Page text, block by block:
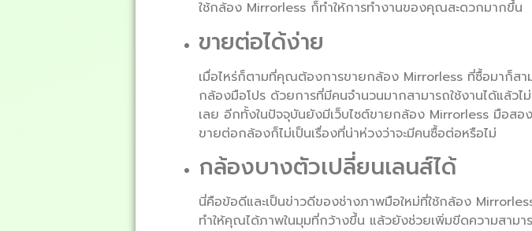
ใช้กล้อง Mirrorless ก็ทำให้การทำงานของคุณสะดวกมากขึ้น
ขายต่อได้ง่าย
เมื่อไหร่ก็ตามที่คุณต้องการขายกล้อง Mirrorless ที่ซื้อมาก็สา
กล้องมือโปร ด้วยการที่มีคนจำนวนมากสามารถใช้งานได้แล้
เลย อีกทั้งในปัจจุบันยังมีเว็บไซต์ขายกล้อง Mirrorless มือส
ขายต่อกล้องก็ไม่เป็นเรื่องที่น่าห่วงว่าจะมีคนซื้อต่อหรือไม่
กล้องบางตัวเปลี่ยนเลนส์ได้
นี่คือข้อดีและเป็นข่าวดีของช่างภาพมือใหม่ที่ใช้กล้อง
ทำให้คุณได้ภาพในมุมที่กว้างขึ้น แล้วยังช่วยเพิ่มขีดความสาม